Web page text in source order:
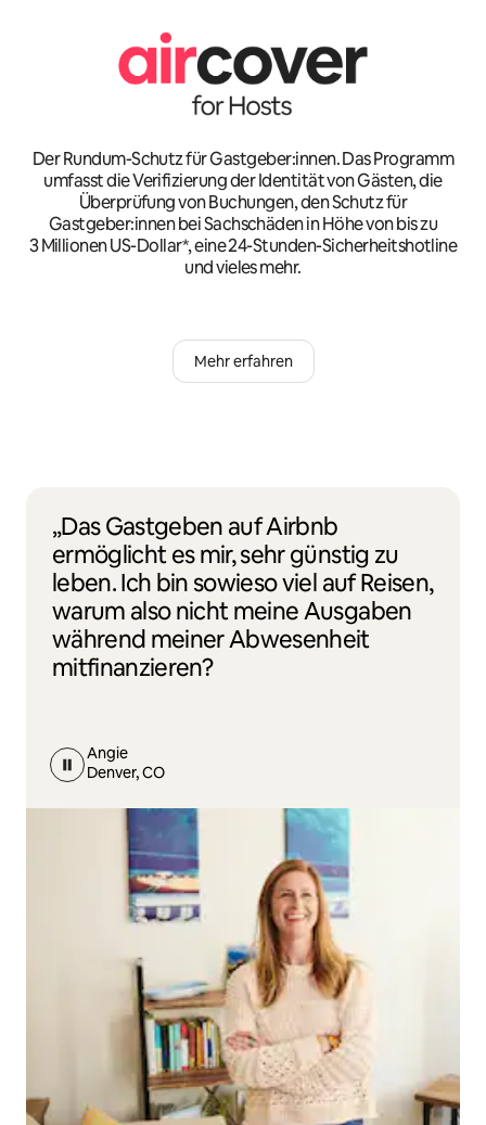
Der Rundum-Schutz für Gastgeber:innen. Das Programm
umfasst die Verifizierung der Identität von Gästen, die
Überprüfung von Buchungen, den Schutz für
Gastgeber:innen bei Sachschäden in Höhe von bis zu
3 Millionen US-Dollar*, eine 24-Stunden-Sicherheitshotline
und vieles mehr.
Mehr erfahren
„Das Gastgeben auf Airbnb
ermöglicht es mir, sehr günstig zu
leben. Ich bin sowieso viel auf Reisen,
warum also nicht meine Ausgaben
während meiner Abwesenheit
mitfinanzieren?
Angie
Denver, CO